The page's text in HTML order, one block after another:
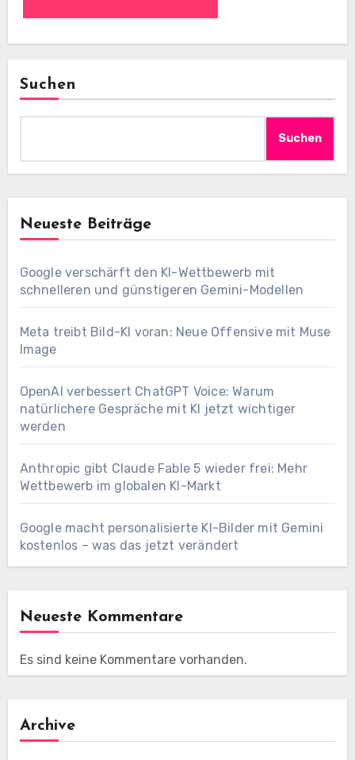
Suchen
Suchen
Neueste Beiträge
Google verschärft den KI-Wettbewerb mit
schnelleren und günstigeren Gemini-Modellen
Meta treibt Bild-KI voran: Neue Offensive mit Muse
Image
OpenAI verbessert ChatGPT Voice: Warum
natürlichere Gespräche mit KI jetzt wichtiger
werden
Anthropic gibt Claude Fable 5 wieder frei: Mehr
Wettbewerb im globalen KI-Markt
Google macht personalisierte KI-Bilder mit Gemini
kostenlos – was das jetzt verändert
Neueste Kommentare
Es sind keine Kommentare vorhanden.
Archive